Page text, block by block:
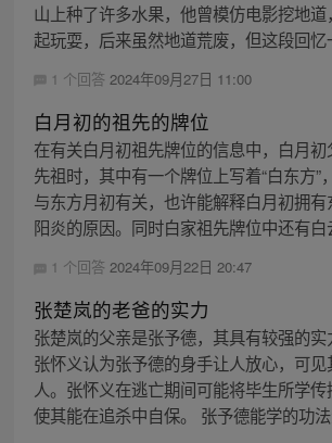
山上种了许多水果，他曾模仿电影挖地
起玩耍，后来虽然地道荒废，但这段回忆
1 个回答 2024年09月27日 11:00
白月初的祖先的牌位
在有关白月初祖先牌位的信息中，白月
先祖时，其中有一个牌位上写着“白东方”
与东方月初有关，也许能解释白月初拥
阳炎的原因。同时白家祖先牌位中还有白
1 个回答 2024年09月22日 20:47
张楚岚的老爸的实力
张楚岚的父亲是张予德，其具有较强的
张怀义认为张予德的身手让人放心，可
人。张怀义在逃亡期间可能将毕生所学传
使其能在追杀中自保。 张予德能学的功